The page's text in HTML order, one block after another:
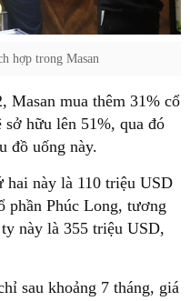
hợp trong Masan
Masan mua thêm 31% cổ
sở hữu lên 51%, qua đó
đồ uống này.
hai này là 110 triệu USD
phần Phúc Long, tương
này là 355 triệu USD,
sau khoảng 7 tháng, giá